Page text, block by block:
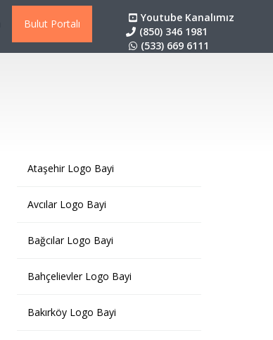
Bulut Portalı
Youtube Kanalımız
(850) 346 1981
(533) 669 6111
Ataşehir Logo Bayi
Avcılar Logo Bayi
Bağcılar Logo Bayi
Bahçelievler Logo Bayi
Bakırköy Logo Bayi